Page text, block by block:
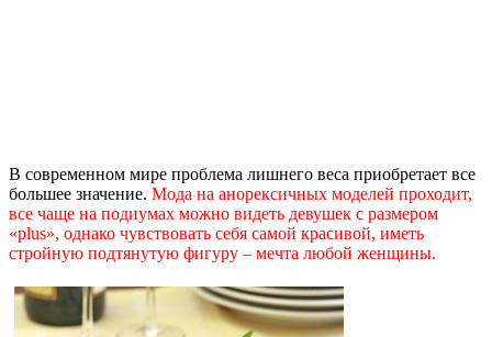
В современном мире проблема лишнего веса приобретает все
большее значение. Мода на анорексичных моделей проходит,
все чаще на подиумах можно видеть девушек с размером
«plus», однако чувствовать себя самой красивой, иметь
стройную подтянутую фигуру – мечта любой женщины.